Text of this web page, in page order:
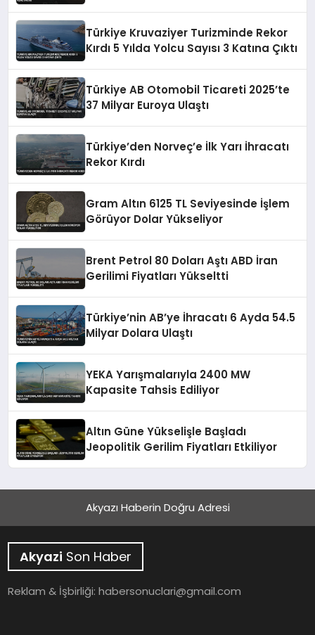
Türkiye Kruvaziyer Turizminde Rekor
Kırdı 5 Yılda Yolcu Sayısı 3 Katına Çıktı
Türkiye AB Otomobil Ticareti 2025’te
37 Milyar Euroya Ulaştı
Türkiye’den Norveç’e İlk Yarı İhracatı
Rekor Kırdı
Gram Altın 6125 TL Seviyesinde İşlem
Görüyor Dolar Yükseliyor
Brent Petrol 80 Doları Aştı ABD İran
Gerilimi Fiyatları Yükseltti
Türkiye’nin AB’ye İhracatı 6 Ayda 54.5
Milyar Dolara Ulaştı
YEKA Yarışmalarıyla 2400 MW
Kapasite Tahsis Ediliyor
Altın Güne Yükselişle Başladı
Jeopolitik Gerilim Fiyatları Etkiliyor
Akyazı Haberin Doğru Adresi
Akyazi Son Haber
Reklam & İşbirliği:habersonuclari@gmail.com